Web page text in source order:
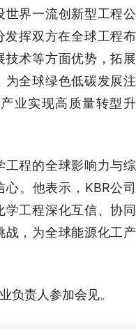
界一流创新型工程公
发挥双方在全球工程布
技术等方面优势，拓展
全球绿色低碳发展注
业实现高质量转型升
工程的全球影响力与综
。他表示，KBR公司
工程深化互信、协同
战，为全球能源化工产
负责人参加会见。